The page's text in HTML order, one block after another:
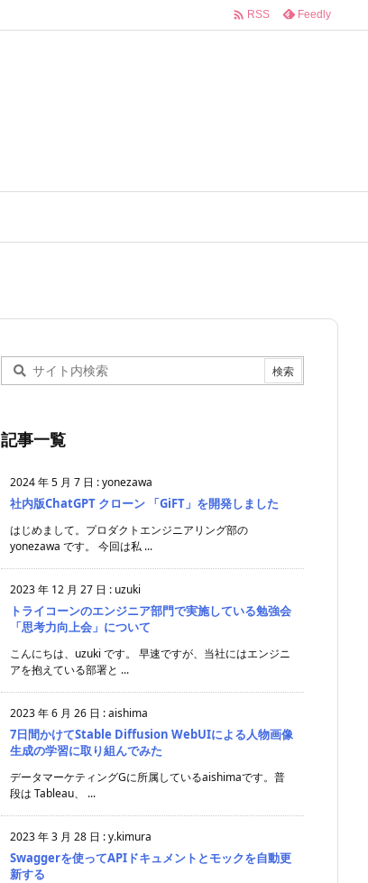
 RSS Feedly
記事一覧
2024 年 5 月 7 日 :yonezawa
社内版ChatGPT クローン 「GiFT」を開発しました
はじめまして。プロダクトエンジニアリング部の
yonezawa です。 今回は私 ...
2023 年 12 月 27 日 : uzuki
トライコーンのエンジニア部門で実施している勉強会
「思考力向上会」について
こんにちは、uzuki です。 早速ですが、当社にはエンジニ
アを抱えている部署と ...
2023 年 6 月 26 日 :aishima
7日間かけてStable Diffusion WebUIによる人物画像
生成の学習に取り組んでみた
データマーケティングGに所属しているaishimaです。普
段は Tableau、 ...
2023 年 3 月 28 日 :y.kimura
Swaggerを使ってAPIドキュメントとモックを自動更
新する